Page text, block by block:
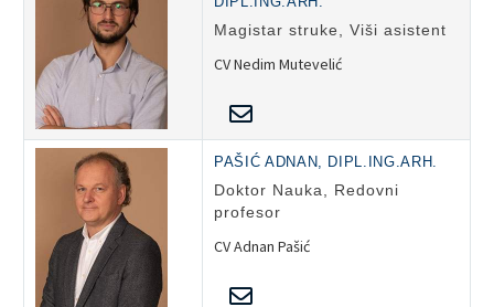
Magistar struke, Viši asistent
CV Nedim Mutevelić
PAŠIĆ ADNAN, DIPL.ING.ARH.
Doktor Nauka, Redovni
profesor
CV Adnan Pašić